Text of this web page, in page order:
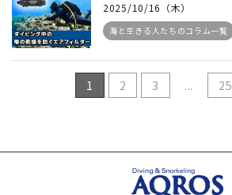
2025/10/16（木）
海と生きる人たちのコラム一覧
1 2 3 ... 25